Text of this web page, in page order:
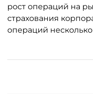
рост операций на
страхования
операций